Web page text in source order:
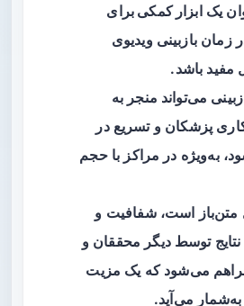
یکابزار کمکی برای
زمان بازبینی ویدیوی
مفید باشد.
می‌تواند منجر به
پزشکان و تسریع در
به‌ویژه در مراکز با حجم
متن‌باز است، شفافیت و
نتایج توسط دیگر محققان و
فراهم می‌شود که یک مزیت
می‌آید.